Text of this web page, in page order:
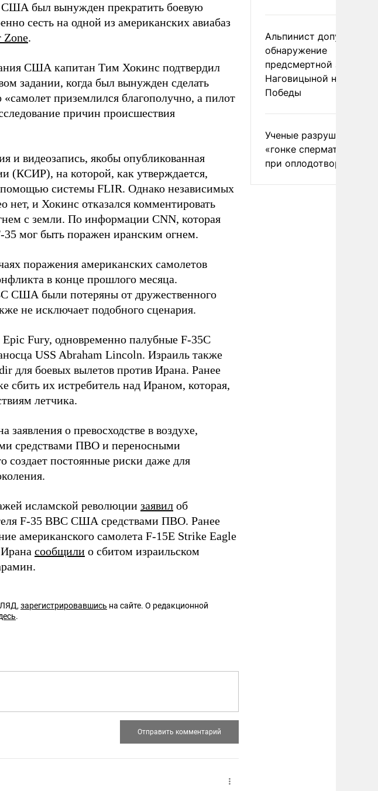
был вынужден прекратить боевую
сесть на одной из американских авиабаз
Zone.
США капитан Тим Хокинс подтвердил
задании, когда был вынужден сделать
приземлился благополучно, а пилот
причин происшествия
и видеозапись, якобы опубликованная
(КСИР), на которой, как утверждается,
системы FLIR. Однако независимых
нет, и Хокинс отказался комментировать
с земли. По информации CNN, которая
35 мог быть поражен иранским огнем.
поражения американских самолетов
в конце прошлого месяца.
США были потеряны от дружественного
не исключает подобного сценария.
Fury, одновременно палубные F-35C
USS Abraham Lincoln. Израиль также
для боевых вылетов против Ирана. Ранее
сбить их истребитель над Ираном, которая,
летчика.
о превосходстве в воздухе,
средствами ПВО и переносными
постоянные риски даже для
исламской революции заявил об
F-35 ВВС США средствами ПВО. Ранее
американского самолета F-15E Strike Eagle
сообщили о сбитом израильском
зарегистрировавшись на сайте. О редакционной
.
Альпинист допустил
обнаружение
предсмертной записки
Наговицыной на пике
Победы
Ученые разрушили миф
«гонке
при оплодотворении